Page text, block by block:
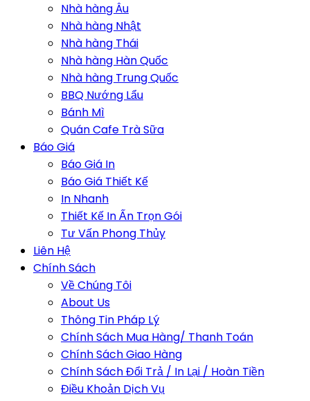
Nhà hàng Âu
Nhà hàng Nhật
Nhà hàng Thái
Nhà hàng Hàn Quốc
Nhà hàng Trung Quốc
BBQ Nướng Lẩu
Bánh Mì
Quán Cafe Trà Sữa
Báo Giá
Báo Giá In
Báo Giá Thiết Kế
In Nhanh
Thiết Kế In Ấn Trọn Gói
Tư Vấn Phong Thủy
Liên Hệ
Chính Sách
Về Chúng Tôi
About Us
Thông Tin Pháp Lý
Chính Sách Mua Hàng/ Thanh Toán
Chính Sách Giao Hàng
Chính Sách Đổi Trả / In Lại / Hoàn Tiền
Điều Khoản Dịch Vụ